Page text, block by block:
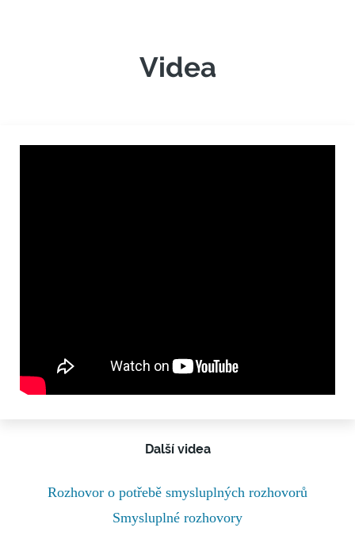
Videa
Další videa
Rozhovor o potřebě smysluplných rozhovorů
Smysluplné rozhovory